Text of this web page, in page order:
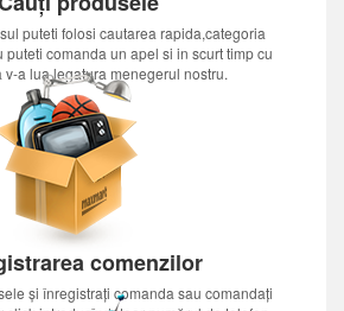
puteti folosi cautarea rapida,categoria
comanda un apel si in scurt timp cu
v-a lua legatura menegerul nostru.
comenzilor
și înregistrați comanda sau comandați